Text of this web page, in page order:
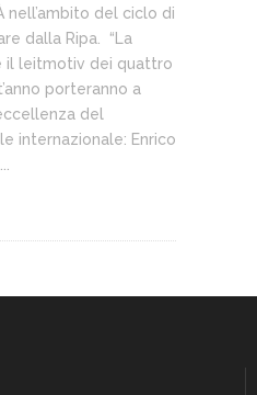
nell’ambito del ciclo di
dalla Ripa. “La
il leitmotiv dei quattro
porteranno a
del
internazionale: Enrico